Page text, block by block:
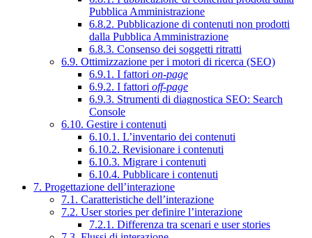
Pubblica Amministrazione
6.8.2. Pubblicazione di contenuti non prodotti
dalla Pubblica Amministrazione
6.8.3. Consenso dei soggetti ritratti
6.9. Ottimizzazione per i motori di ricerca (SEO)
6.9.1. I fattori on-page
6.9.2. I fattori off-page
6.9.3. Strumenti di diagnostica SEO: Search
Console
6.10. Gestire i contenuti
6.10.1. L’inventario dei contenuti
6.10.2. Revisionare i contenuti
6.10.3. Migrare i contenuti
6.10.4. Pubblicare i contenuti
7. Progettazione dell’interazione
7.1. Caratteristiche dell’interazione
7.2. User stories per definire l’interazione
7.2.1. Differenza tra scenari e user stories